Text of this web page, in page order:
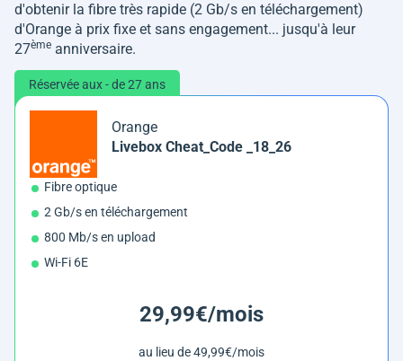
d'obtenir la fibre très rapide (2 Gb/s en téléchargement)
d'Orange à prix fixe et sans engagement... jusqu'à leur
27ème anniversaire.
Réservée aux - de 27 ans
Orange
Livebox Cheat_Code _18_26
Fibre optique
2 Gb/s en téléchargement
800 Mb/s en upload
Wi-Fi 6E
29,99€/mois
au lieu de 49,99€/mois